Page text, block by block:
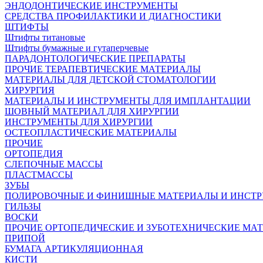
ЭНДОДОНТИЧЕСКИЕ ИНСТРУМЕНТЫ
СРЕДСТВА ПРОФИЛАКТИКИ И ДИАГНОСТИКИ
ШТИФТЫ
Штифты титановые
Штифты бумажные и гутаперчевые
ПАРАДОНТОЛОГИЧЕСКИЕ ПРЕПАРАТЫ
ПРОЧИЕ ТЕРАПЕВТИЧЕСКИЕ МАТЕРИАЛЫ
МАТЕРИАЛЫ ДЛЯ ДЕТСКОЙ СТОМАТОЛОГИИ
ХИРУРГИЯ
МАТЕРИАЛЫ И ИНСТРУМЕНТЫ ДЛЯ ИМПЛАНТАЦИИ
ШОВНЫЙ МАТЕРИАЛ ДЛЯ ХИРУРГИИ
ИНСТРУМЕНТЫ ДЛЯ ХИРУРГИИ
ОСТЕОПЛАСТИЧЕСКИЕ МАТЕРИАЛЫ
ПРОЧИЕ
ОРТОПЕДИЯ
СЛЕПОЧНЫЕ МАССЫ
ПЛАСТМАССЫ
ЗУБЫ
ПОЛИРОВОЧНЫЕ И ФИНИШНЫЕ МАТЕРИАЛЫ И
ГИЛЬЗЫ
ВОСКИ
ПРОЧИЕ ОРТОПЕДИЧЕСКИЕ И ЗУБОТЕХНИЧЕСКИЕ
ПРИПОЙ
БУМАГА АРТИКУЛЯЦИОННАЯ
КИСТИ